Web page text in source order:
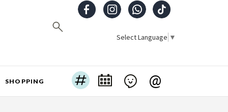
Select Language ▼
SHOPPING @